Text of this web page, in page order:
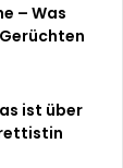
– Was
ist über